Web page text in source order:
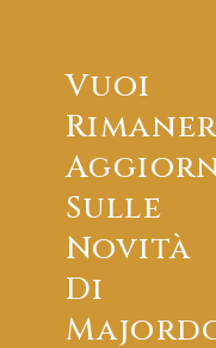
Vuoi
Sulle
Novità
Di